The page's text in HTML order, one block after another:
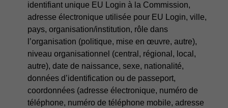
identifiant unique EU Login à la Commission,
adresse électronique utilisée pour EU Login, ville,
pays, organisation/institution, rôle dans
l’organisation (politique, mise en œuvre, autre),
niveau organisationnel (central, régional, local,
autre), date de naissance, sexe, nationalité,
données d’identification ou de passeport,
coordonnées (adresse électronique, numéro de
téléphone, numéro de téléphone mobile, adresse